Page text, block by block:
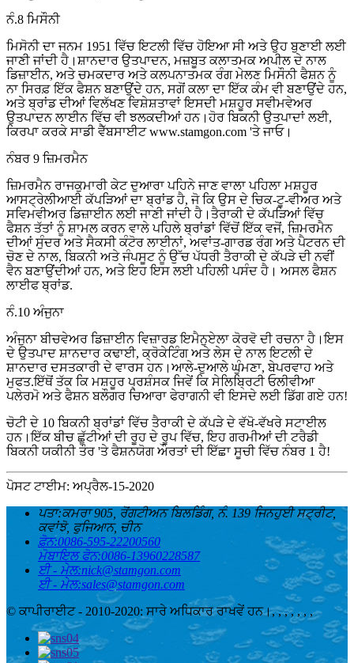
ਨੰ.8 ਮਿਸੌਨੀ
ਮਿਸੋਨੀ ਦਾ ਜਨਮ 1951 ਵਿੱਚ ਇਟਲੀ ਵਿੱਚ ਹੋਇਆ ਸੀ ਅਤੇ ਉਹ ਬੁਣਾਈ ਲਈ
ਜਾਣੀ ਜਾਂਦੀ ਹੈ।ਸ਼ਾਨਦਾਰ ਉਤਪਾਦਨ, ਮਜ਼ਬੂਤ ​​ਕਲਾਤਮਕ ਅਪੀਲ ਦੇ ਨਾਲ
ਡਿਜ਼ਾਈਨ, ਅਤੇ ਚਮਕਦਾਰ ਅਤੇ ਕਲਪਨਾਤਮਕ ਰੰਗ ਮੇਲਣ ਮਿਸੌਨੀ ਫੈਸ਼ਨ ਨੂੰ
ਨਾ ਸਿਰਫ਼ ਇੱਕ ਫੈਸ਼ਨ ਬਣਾਉਂਦੇ ਹਨ, ਸਗੋਂ ਕਲਾ ਦਾ ਇੱਕ ਕੰਮ ਵੀ ਬਣਾਉਂਦੇ ਹਨ,
ਅਤੇ ਬ੍ਰਾਂਡ ਦੀਆਂ ਵਿਲੱਖਣ ਵਿਸ਼ੇਸ਼ਤਾਵਾਂ ਇਸਦੀ ਮਸ਼ਹੂਰ ਸਵੀਮਵੇਅਰ
ਉਤਪਾਦਨ ਲਾਈਨ ਵਿੱਚ ਵੀ ਝਲਕਦੀਆਂ ਹਨ।ਹੋਰ ਬਿਕਨੀ ਉਤਪਾਦਾਂ ਲਈ,
ਕਿਰਪਾ ਕਰਕੇ ਸਾਡੀ ਵੈੱਬਸਾਈਟ www.stamgon.com 'ਤੇ ਜਾਓ।
ਨੰਬਰ 9 ਜ਼ਿਮਰਮੈਨ
ਜ਼ਿਮਰਮੈਨ ਰਾਜਕੁਮਾਰੀ ਕੇਟ ਦੁਆਰਾ ਪਹਿਨੇ ਜਾਣ ਵਾਲਾ ਪਹਿਲਾ ਮਸ਼ਹੂਰ
ਆਸਟ੍ਰੇਲੀਆਈ ਕੱਪੜਿਆਂ ਦਾ ਬ੍ਰਾਂਡ ਹੈ, ਜੋ ਕਿ ਉਸ ਦੇ ਚਿਕ-ਟੂ-ਵੀਅਰ ਅਤੇ
ਸਵਿਮਵੀਅਰ ਡਿਜ਼ਾਈਨ ਲਈ ਜਾਣੀ ਜਾਂਦੀ ਹੈ।ਤੈਰਾਕੀ ਦੇ ਕੱਪੜਿਆਂ ਵਿੱਚ
ਫੈਸ਼ਨ ਤੱਤਾਂ ਨੂੰ ਸ਼ਾਮਲ ਕਰਨ ਵਾਲੇ ਪਹਿਲੇ ਬ੍ਰਾਂਡਾਂ ਵਿੱਚੋਂ ਇੱਕ ਵਜੋਂ, ਜ਼ਿਮਰਮੈਨ
ਦੀਆਂ ਸੁੰਦਰ ਅਤੇ ਸੈਕਸੀ ਕੰਟੋਰ ਲਾਈਨਾਂ, ਅਵਾਂਤ-ਗਾਰਡ ਰੰਗ ਅਤੇ ਪੈਟਰਨ ਦੀ
ਚੋਣ ਦੇ ਨਾਲ, ਬਿਕਨੀ ਅਤੇ ਜੰਪਸੂਟ ਨੂੰ ਉੱਚ ਪੱਧਰੀ ਤੈਰਾਕੀ ਦੇ ਕੱਪੜੇ ਦੀ ਨਵੀਂ
ਵੈਨ ਬਣਾਉਂਦੀਆਂ ਹਨ, ਅਤੇ ਇਹ ਇਸ ਲਈ ਪਹਿਲੀ ਪਸੰਦ ਹੈ। ਅਸਲ ਫੈਸ਼ਨ
ਲਾਈਫ ਬ੍ਰਾਂਡ.
ਨੰ.10 ਅੰਜੁਨਾ
ਅੰਜੁਨਾ ਬੀਚਵੇਅਰ ਡਿਜ਼ਾਈਨ ਵਿਜ਼ਾਰਡ ਇਮੈਨੁਏਲਾ ਕੋਰਵੋ ਦੀ ਰਚਨਾ ਹੈ।ਇਸ
ਦੇ ਉਤਪਾਦ ਸ਼ਾਨਦਾਰ ਕਢਾਈ, ਕ੍ਰੋਕੇਟਿੰਗ ਅਤੇ ਲੇਸ ਦੇ ਨਾਲ ਇਟਲੀ ਦੇ
ਸ਼ਾਨਦਾਰ ਦਸਤਕਾਰੀ ਦੇ ਵਾਰਸ ਹਨ।ਆਲੇ-ਦੁਆਲੇ ਘੁੰਮਣਾ, ਬੇਪਰਵਾਹ ਅਤੇ
ਮੁਫਤ.ਇੱਥੋਂ ਤੱਕ ਕਿ ਮਸ਼ਹੂਰ ਪ੍ਰਸ਼ੰਸਕ ਜਿਵੇਂ ਕਿ ਸੇਲਿਬ੍ਰਿਟੀ ਓਲੀਵੀਆ
ਪਲੇਰਮੋ ਅਤੇ ਫੈਸ਼ਨ ਬਲੌਗਰ ਚਿਆਰਾ ਫੇਰਾਗਨੀ ਵੀ ਇਸਦੇ ਲਈ ਡਿੱਗ ਗਏ ਹਨ!
ਚੋਟੀ ਦੇ 10 ਬਿਕਨੀ ਬ੍ਰਾਂਡਾਂ ਵਿੱਚ ਤੈਰਾਕੀ ਦੇ ਕੱਪੜੇ ਦੇ ਵੱਖੋ-ਵੱਖਰੇ ਸਟਾਈਲ
ਹਨ।ਇੱਕ ਬੀਚ ਛੁੱਟੀਆਂ ਦੀ ਰੂਹ ਦੇ ਰੂਪ ਵਿੱਚ, ਇਹ ਗਰਮੀਆਂ ਦੀ ਟਰੈਡੀ
ਬਿਕਨੀ ਯਕੀਨੀ ਤੌਰ 'ਤੇ ਫੈਸ਼ਨਯੋਗ ਔਰਤਾਂ ਦੀ ਇੱਛਾ ਸੂਚੀ ਵਿੱਚ ਨੰਬਰ 1 ਹੈ!
ਪੋਸਟ ਟਾਈਮ: ਅਪ੍ਰੈਲ-15-2020
ਪਤਾ:ਕਮਰਾ 905, ਰੋਂਗਟੀਅਨ ਬਿਲਡਿੰਗ, ਨੰ. 139 ਜਿਨਹੁਈ ਸਟ੍ਰੀਟ,
ਕਵਾਂਝੋ, ਫੁਜਿਆਨ, ਚੀਨ
ਫ਼ੋਨ:0086-595-22200560
ਮੋਬਾਇਲ ਫੋਨ:0086-13960228587
ਈ - ਮੇਲ:nick@stamgon.com
ਈ - ਮੇਲ:sales@stamgon.com
© ਕਾਪੀਰਾਈਟ - 2010-2020: ਸਾਰੇ ਅਧਿਕਾਰ ਰਾਖਵੇਂ ਹਨ।, , , , , , ,